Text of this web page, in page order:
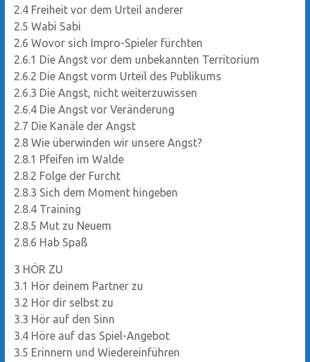
2.4 Freiheit vor dem Urteil anderer
2.5 Wabi Sabi
2.6 Wovor sich Impro-Spieler fürchten
2.6.1 Die Angst vor dem unbekannten Territorium
2.6.2 Die Angst vorm Urteil des Publikums
2.6.3 Die Angst, nicht weiterzuwissen
2.6.4 Die Angst vor Veränderung
2.7 Die Kanäle der Angst
2.8 Wie überwinden wir unsere Angst?
2.8.1 Pfeifen im Walde
2.8.2 Folge der Furcht
2.8.3 Sich dem Moment hingeben
2.8.4 Training
2.8.5 Mut zu Neuem
2.8.6 Hab Spaß
3 HÖR ZU
3.1 Hör deinem Partner zu
3.2 Hör dir selbst zu
3.3 Hör auf den Sinn
3.4 Höre auf das Spiel-Angebot
3.5 Erinnern und Wiedereinführen